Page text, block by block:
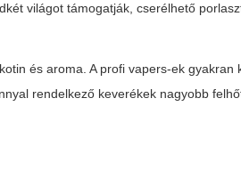
világot támogatják, cserélhető
és aroma. A profi vapers-ek
rendelkező keverékek nagyobb